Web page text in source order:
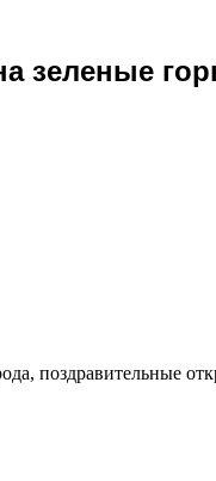
зеленые
поздравительные